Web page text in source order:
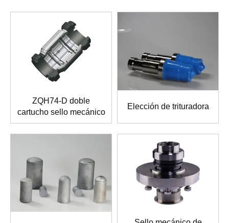
ZQH74-D doble
cartucho sello mecánico
Elección de trituradora